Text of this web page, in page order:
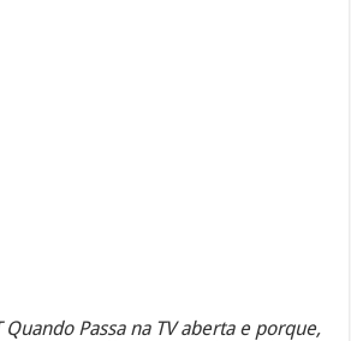
Quando Passa na TV aberta e porque,